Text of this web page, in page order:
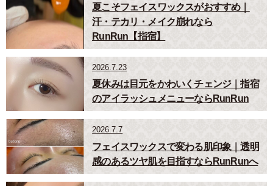
夏こそフェイスワックスがおすすめ｜
汗・テカリ・メイク崩れなら
RunRun【指宿】
2026.7.23
夏休みは目元をかわいくチェンジ｜指宿
のアイラッシュメニューならRunRun
2026.7.7
フェイスワックスで変わる肌印象｜透明
感のあるツヤ肌を目指すならRunRunへ